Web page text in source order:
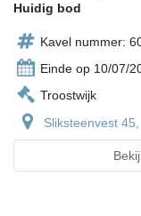
Huidig bod
Kavel nummer:
Einde op 10/07/
Troostwijk
Sliksteenvest